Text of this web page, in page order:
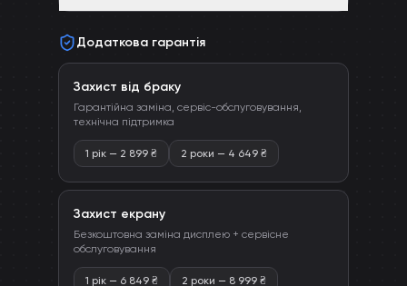
Додаткова гарантія
Захист від браку
Гарантійна заміна, сервіс-обслуговування,
технічна підтримка
1 рік — 2 899 ₴ 2 роки — 4 649 ₴
Захист екрану
Безкоштовна заміна дисплею + сервісне
обслуговування
1 рік — 6 849 ₴ 2 роки — 8 999 ₴